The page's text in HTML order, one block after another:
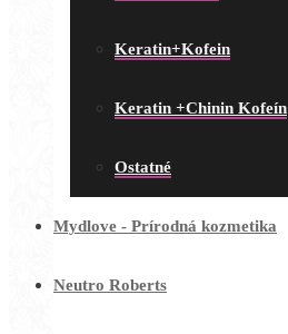
Keratin+Kofein
Keratin +Chinin Kofeín
Ostatné
Mydlove - Prírodná kozmetika
Neutro Roberts